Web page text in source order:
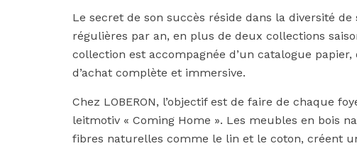
Le secret de son succès réside dans la diversité
régulières par an, en plus de deux collections
collection est accompagnée d’un catalogue
d’achat complète et immersive.
Chez LOBERON, l’objectif est de faire de chaque
leitmotiv « Coming Home ». Les meubles en bois
fibres naturelles comme le lin et le coton, créent